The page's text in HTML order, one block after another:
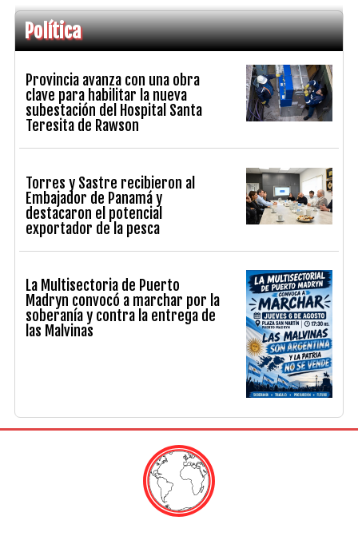
Política
Provincia avanza con una obra
clave para habilitar la nueva
subestación del Hospital Santa
Teresita de Rawson
Torres y Sastre recibieron al
Embajador de Panamá y
destacaron el potencial
exportador de la pesca
La Multisectoria de Puerto
Madryn convocó a marchar por la
soberanía y contra la entrega de
las Malvinas